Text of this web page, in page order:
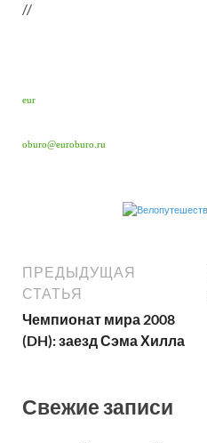
//
eur
oburo@euroburo.ru
ПРЕДЫДУЩАЯ
СТАТЬЯ
Чемпионат мира 2008
(DH): заезд Сэма Хилла
Свежие записи